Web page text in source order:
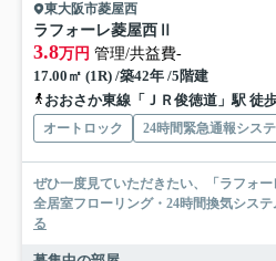
東大阪市菱屋西
ラフォーレ菱屋西Ⅱ
3.8万円 管理/共益費-
17.00㎡ (1R) /築42年 /5階建
おおさか東線「ＪＲ俊徳道」駅 徒
オートロック 24時間緊急通報シス
ぜひ一度見ていただきたい、「ラフォ
全居室フローリング・24時間換気シス
る